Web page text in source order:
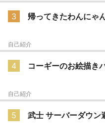
3 帰ってきたわんに
自己紹介
4 コーギーのお絵描き
自己紹介
5 武士 サーバーダウン